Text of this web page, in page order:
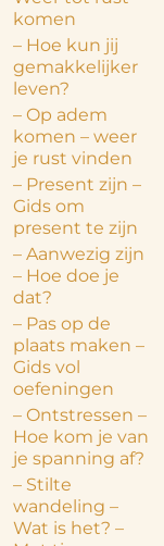
komen
– Hoe kun jij
gemakkelijker
leven?
– Op adem
komen – weer
je rust vinden
– Present zijn –
Gids om
present te zijn
– Aanwezig zijn
– Hoe doe je
dat?
– Pas op de
plaats maken –
Gids vol
oefeningen
– Ontstressen –
Hoe kom je van
je spanning af?
– Stilte
wandeling –
Wat is het? –